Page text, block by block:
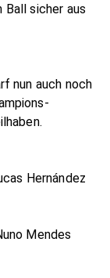
Ball sicher aus
nun auch noch
Hernández
Mendes